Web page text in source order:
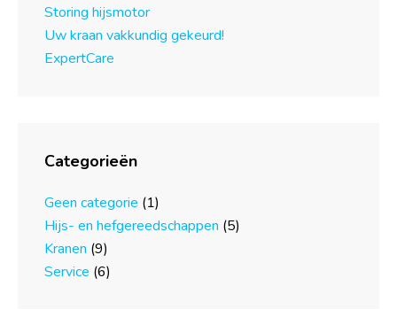
Storing hijsmotor
Uw kraan vakkundig gekeurd!
ExpertCare
Categorieën
Geen categorie (1)
Hijs- en hefgereedschappen (5)
Kranen (9)
Service (6)